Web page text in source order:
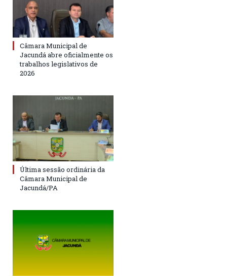
Câmara Municipal de
Jacundá abre oficialmente os
trabalhos legislativos de
2026
Última sessão ordinária da
Câmara Municipal de
Jacundá/PA